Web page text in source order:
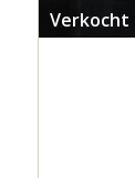
Verkocht